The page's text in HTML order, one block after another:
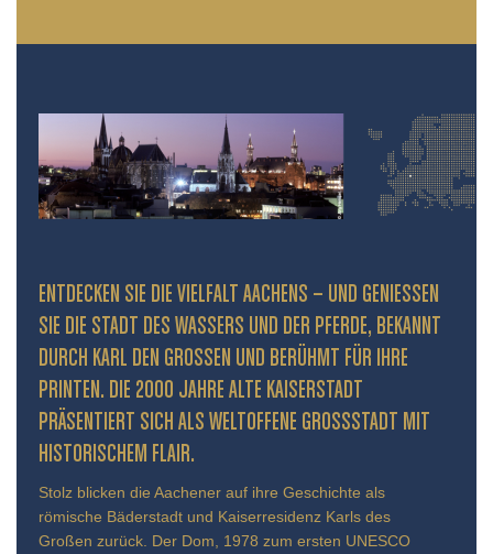
ENTDECKEN SIE DIE VIELFALT AACHENS – UND GENIESSEN S
IE DIE STADT DES WASSERS UND DER PFERDE, BEKANNT D
URCH KARL DEN GROSSEN UND BERÜHMT FÜR IHRE PR
INTEN. DIE 2000 JAHRE ALTE KAISERSTADT PR
ÄSENTIERT SICH ALS WELTOFFENE GROSSSTADT MIT HIS
TORISCHEM FLAIR.
Stolz blicken die Aachener auf ihre Geschichte als
römische Bäderstadt und Kaiserresidenz Karls des
Großen zurück. Der Dom, 1978 zum ersten UNESCO